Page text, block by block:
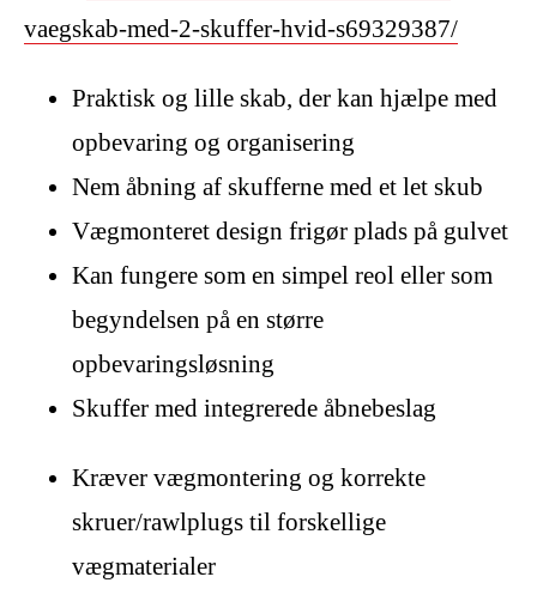
vaegskab-med-2-skuffer-hvid-s69329387/
Praktisk og lille skab, der kan hjælpe med
opbevaring og organisering
Nem åbning af skufferne med et let skub
Vægmonteret design frigør plads på gulvet
Kan fungere som en simpel reol eller som
begyndelsen på en større
opbevaringsløsning
Skuffer med integrerede åbnebeslag
Kræver vægmontering og korrekte
skruer/rawlplugs til forskellige
vægmaterialer